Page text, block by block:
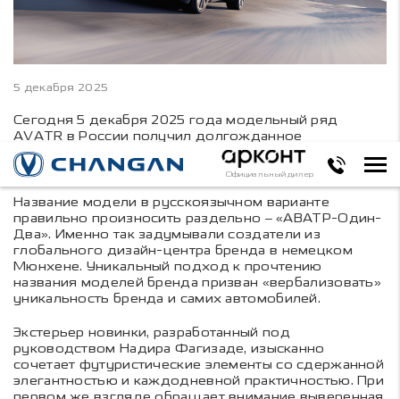
Официальный дилер
5 декабря 2025
Сегодня 5 декабря 2025 года модельный ряд
AVATR в России получил долгожданное
пополнение. Люксовое гран-купе AVATR с
индексом 12 официально поступило в продажу.
Название модели в русскоязычном варианте
правильно произносить раздельно – «АВАТР-Один-
Два». Именно так задумывали создатели из
глобального дизайн-центра бренда в немецком
Мюнхене. Уникальный подход к прочтению
названия моделей бренда призван «вербализовать»
уникальность бренда и самих автомобилей.
Экстерьер новинки, разработанный под
руководством Надира Фагизаде, изысканно
сочетает футуристические элементы со сдержанной
элегантностью и каждодневной практичностью. При